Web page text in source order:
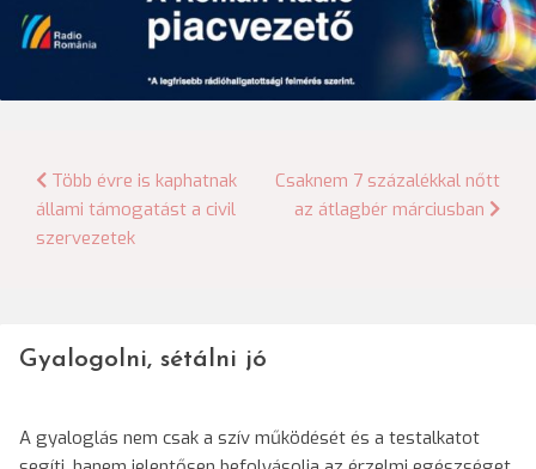
Bejegyzés
navigáció
Több évre is kaphatnak
állami támogatást a civil
szervezetek
Csaknem 7 százalékkal nőtt
az átlagbér márciusban
Gyalogolni, sétálni jó
A gyaloglás nem csak a szív működését és a testalkatot